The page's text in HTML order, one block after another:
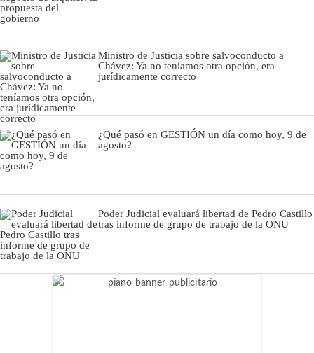
Ministro de Justicia sobre salvoconducto a
Chávez: Ya no teníamos otra opción, era
jurídicamente correcto
¿Qué pasó en GESTIÓN un día como hoy, 9 de
agosto?
Poder Judicial evaluará libertad de Pedro Castillo
tras informe de grupo de trabajo de la ONU